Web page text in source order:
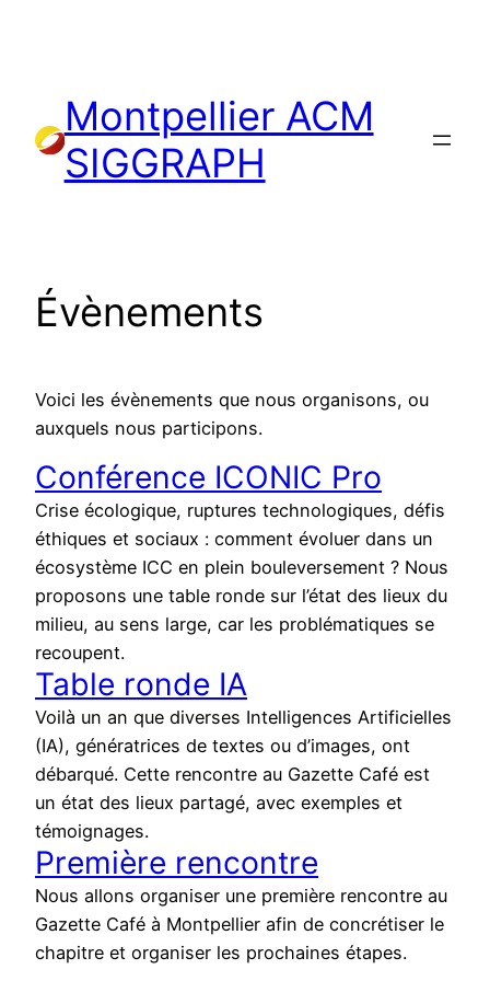
Montpellier ACM
SIGGRAPH
Évènements
Voici les évènements que nous organisons, ou
auxquels nous participons.
Conférence ICONIC Pro
Crise écologique, ruptures technologiques, défis
éthiques et sociaux : comment évoluer dans un
écosystème ICC en plein bouleversement ? Nous
proposons une table ronde sur l’état des lieux du
milieu, au sens large, car les problématiques se
recoupent.
Table ronde IA
Voilà un an que diverses Intelligences Artificielles
(IA), génératrices de textes ou d’images, ont
débarqué. Cette rencontre au Gazette Café est
un état des lieux partagé, avec exemples et
témoignages.
Première rencontre
Nous allons organiser une première rencontre au
Gazette Café à Montpellier afin de concrétiser le
chapitre et organiser les prochaines étapes.